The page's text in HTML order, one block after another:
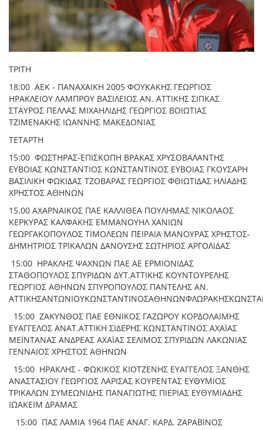
ΤΡΙΤΗ
18:00 ΑΕΚ - ΠΑΝΑΧΑΙΚΗ 2005 ΦΟΥΚΑΚΗΣ ΓΕΩΡΓΙΟΣ
ΗΡΑΚΛΕΙΟΥ ΛΑΜΠΡΟΥ ΒΑΣΙΛΕΙΟΣ ΑΝ. ΑΤΤΙΚΗΣ ΣΙΠΚΑΣ
ΣΤΑΥΡΟΣ ΠΕΛΛΑΣ ΜΙΧΑΗΛΙΔΗΣ ΓΕΩΡΓΙΟΣ ΒΟΙΩΤΙΑΣ
ΤΖΙΜΕΝΑΚΗΣ ΙΩΑΝΝΗΣ ΜΑΚΕΔΟΝΙΑΣ
TETAΡΤΗ
15:00 ΦΩΣΤΗΡΑΣ-ΕΠΙΣΚΟΠΗ ΒΡΑΚΑΣ ΧΡΥΣΟΒΑΛΑΝΤΗΣ
ΕΥΒΟΙΑΣ ΚΩΝΣΤΑΝΤΙΟΣ ΚΩΝΣΤΑΝΤΙΝΟΣ ΕΥΒΟΙΑΣ ΓΚΟΥΣΑΡΗ
ΒΑΣΙΛΙΚΗ ΦΩΚΙΔΑΣ ΤΖΟΒΑΡΑΣ ΓΕΩΡΓΙΟΣ ΦΘΙΩΤΙΔΑΣ ΗΛΙΑΔΗΣ
ΧΡΗΣΤΟΣ ΑΘΗΝΩΝ
15.00 ΑΧΑΡΝΑΙΚΟΣ ΠΑΕ ΚΑΛΛΙΘΕΑ ΠΟΥΛΗΜΑΣ ΝΙΚΟΛΑΟΣ
ΚΕΡΚΥΡΑΣ ΚΑΛΦΑΚΗΣ ΕΜΜΑΝΟΥΗΛ ΧΑΝΙΩΝ
ΓΕΩΡΓΑΚΟΠΟΥΛΟΣ ΤΙΜΟΛΕΩΝ ΠΕΙΡΑΙΑ ΜΑΝΟΥΡΑΣ ΧΡΗΣΤΟΣ-
ΔΗΜΗΤΡΙΟΣ ΤΡΙΚΑΛΩΝ ΔΑΝΟΥΣΗΣ ΣΩΤΗΡΙΟΣ ΑΡΓΟΛΙΔΑΣ
15:00 ΗΡΑΚΛΗΣ ΨΑΧΝΩΝ ΠΑΕ ΑΕ ΕΡΜΙΟΝΙΔΑΣ
ΣΤΑΘΟΠΟΥΛΟΣ ΣΠΥΡΙΔΩΝ ΔΥΤ.ΑΤΤΙΚΗΣ ΚΟΥΝΤΟΥΡΕΛΗΣ
ΓΕΩΡΓΙΟΣ ΑΘΗΝΩΝ ΣΠΥΡΟΠΟΥΛΟΣ ΠΑΝΤΕΛΗΣ ΑΝ.
15:00 ΖΑΚΥΝΘΟΣ ΠΑΕ ΕΘΝΙΚΟΣ ΓΑΖΩΡΟΥ ΚΟΡΔΟΛΑΙΜΗΣ
ΕΥΑΓΓΕΛΟΣ ΑΝΑΤ.ΑΤΤΙΚΗ ΣΙΔΕΡΗΣ ΚΩΝΣΤΑΝΤΙΝΟΣ ΑΧΑΪΑΣ
ΜΕΪΝΤΑΝΑΣ ΑΝΔΡΕΑΣ ΑΧΑΪΑΣ ΣΕΛΙΜΟΣ ΣΠΥΡΙΔΩΝ ΛΑΚΩΝΙΑΣ
ΓΕΝΝΑΙΟΣ ΧΡΗΣΤΟΣ ΑΘΗΝΩΝ
15:00 ΗΡΑΚΛΗΣ - ΦΩΚΙΚΟΣ ΚΙΟΤΖΕΝΗΣ ΕΥΑΓΓΕΛΟΣ ΞΑΝΘΗΣ
ΑΝΑΣΤΑΣΙΟΥ ΓΕΩΡΓΙΟΣ ΛΑΡΙΣΑΣ ΚΟΥΡΕΝΤΑΣ ΕΥΘΥΜΙΟΣ
ΤΡΙΚΑΛΩΝ ΣΥΜΕΩΝΙΔΗΣ ΠΑΝΑΓΙΩΤΗΣ ΠΙΕΡΙΑΣ ΕΥΘΥΜΙΑΔΗΣ
ΙΩΑΚΕΙΜ ΔΡΑΜΑΣ
15:00 ΠΑΣ ΛΑΜΙΑ 1964 ΠΑΕ ΑΝΑΓ. ΚΑΡΔ. ΖΑΡΑΒΙΝΟΣ